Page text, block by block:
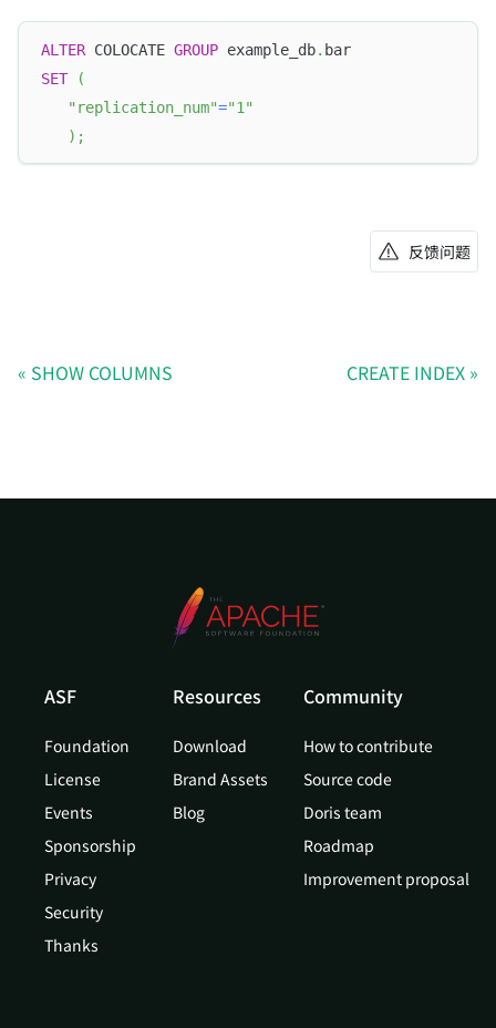
ALTER COLOCATE GROUP example_db. bar
SET
(
"replication_num"="1"
) ;
反馈问题
SHOW COLUMNS CREATE INDEX
ASF
Foundation
License
Events
Sponsorship
Privacy
Security
Thanks
Resources
Download
Brand Assets
Blog
Community
How to contribute
Source code
Doris team
Roadmap
Improvement proposal